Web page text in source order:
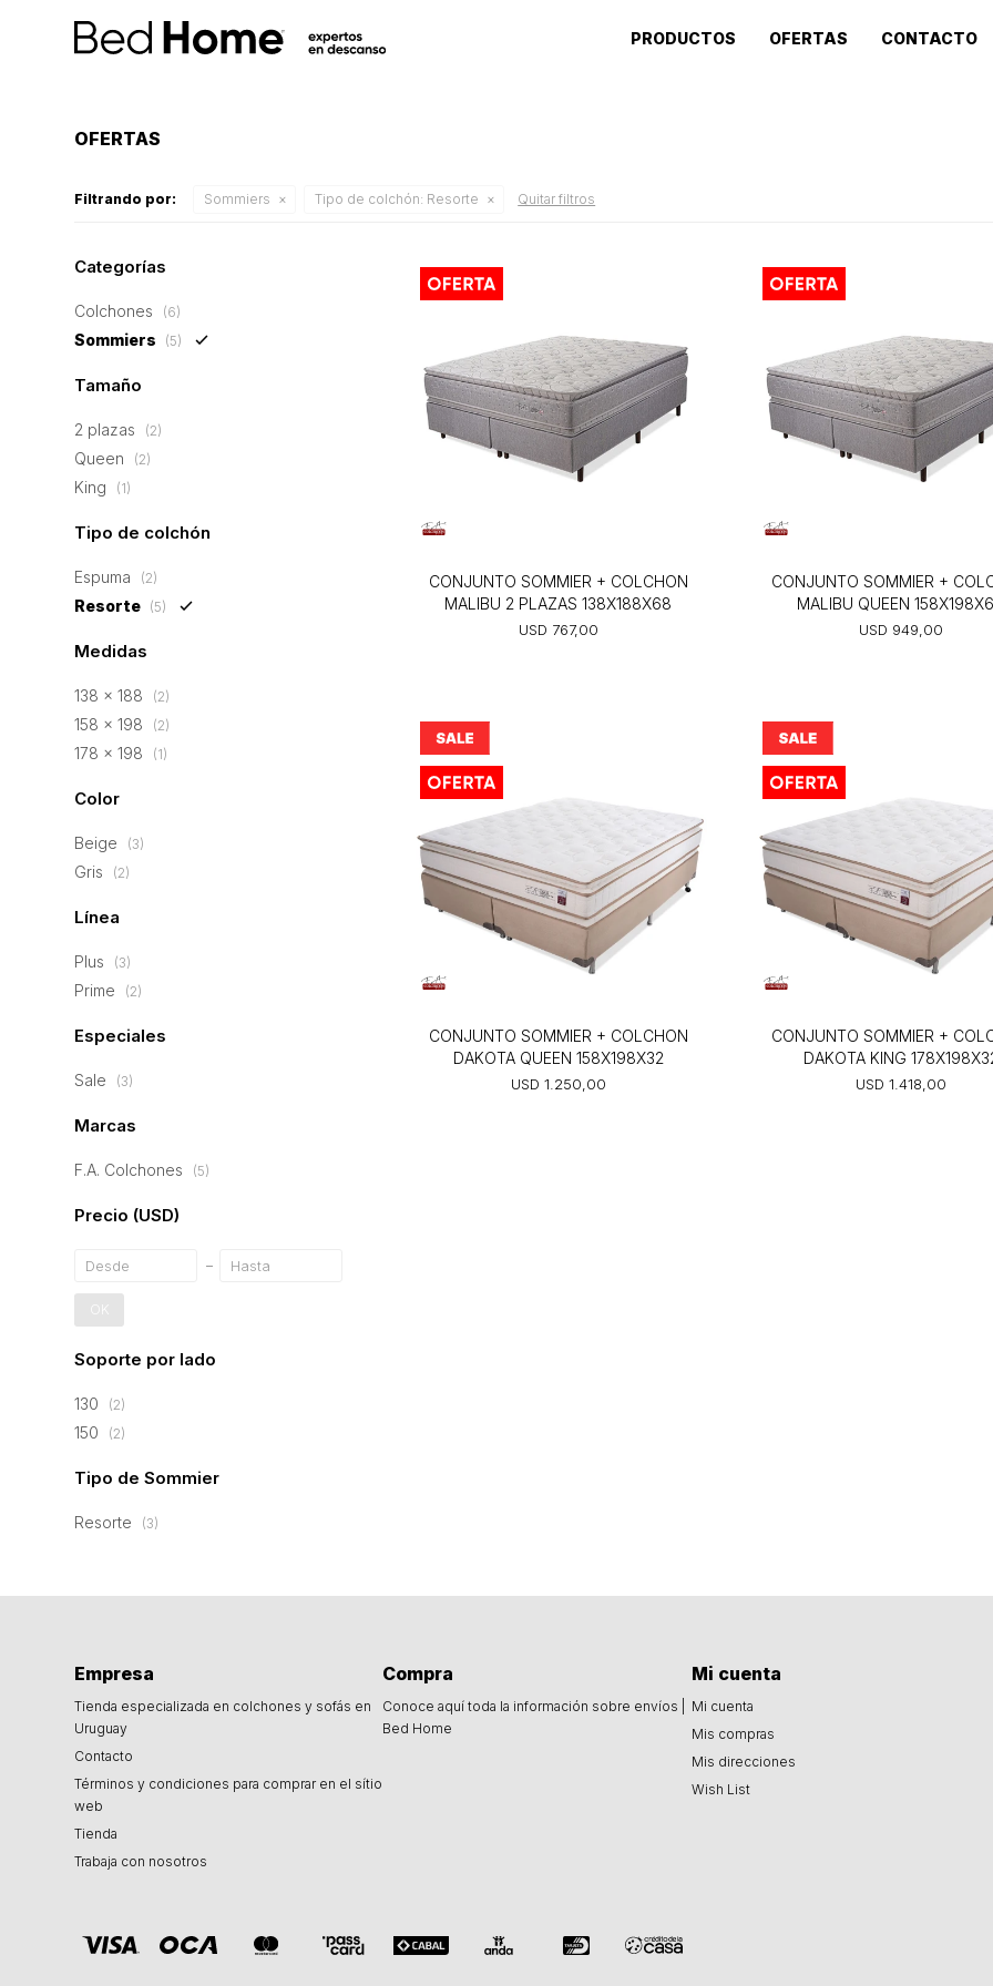
PRODUCTOS OFERTAS CONTACTO
OFERTAS
Filtrando por: Sommiers Tipo de colchón: Resorte Quitar filtros
CONJUNTO SOMMIER + COLCHON
MALIBU 2 PLAZAS 138X188X68
USD 767,00
CONJUNTO SOMMIER +
MALIBU QUEEN
USD 949,00
CONJUNTO SOMMIER + COLCHON
DAKOTA QUEEN 158X198X32
USD 1.250,00
CONJUNTO SOMMIER +
DAKOTA KING
USD 1.418,00
Categorías
Colchones (6)
Sommiers (5)
Marcas
F.A. Colchones (5)
Precio (USD)
OK
Especiales
Sale (3)
Tipo de colchón
Espuma (2)
Resorte (5)
Color
Beige (3)
Gris (2)
Línea
Plus (3)
Prime (2)
Soporte por lado
130 (2)
150 (2)
Medidas
138 x 188 (2)
158 x 198 (2)
178 x 198 (1)
Tamaño
2 plazas (2)
Queen (2)
King (1)
Tipo de Sommier
Resorte (3)
Empresa
Tienda especializada en colchones y sofás en
Uruguay
Contacto
Términos y condiciones para comprar en el sítio
web
Tienda
Trabaja con nosotros
Compra
Conoce aquí toda la información sobre envíos |
Bed Home
Mi cuenta
Mi cuenta
Mis compras
Mis direcciones
Wish List